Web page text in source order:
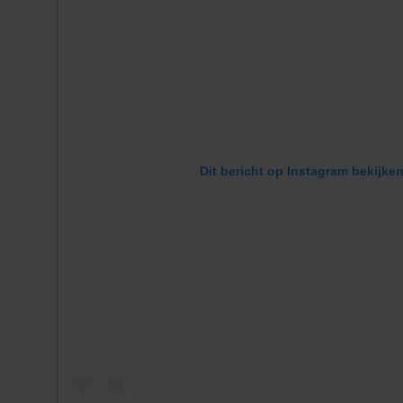
Dit bericht op Instagram bekijken